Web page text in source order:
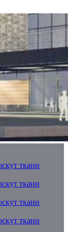
ткани
ткани
ткани
ткани